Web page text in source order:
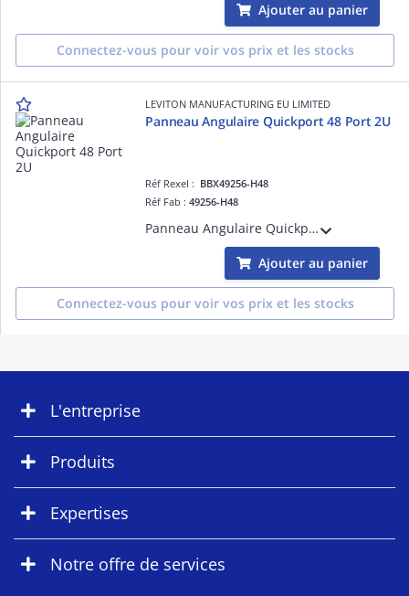
Ajouter au panier
Connectez-vous pour voir vos prix et les stocks
LEVITON MANUFACTURING EU LIMITED
Panneau Angulaire Quickport 48 Port 2U
Réf Rexel : BBX49256-H48
Réf Fab :49256-H48
Panneau Angulaire Quickport 48 Port 2U
Ajouter au panier
Connectez-vous pour voir vos prix et les stocks
L'entreprise
Produits
Expertises
Notre offre de services